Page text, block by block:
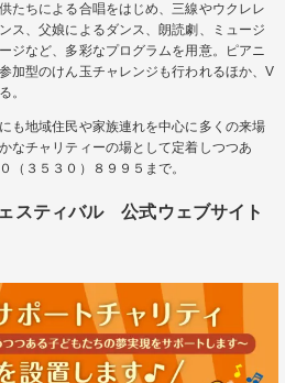
たちによる合唱をはじめ、三線やウクレレ
ス、父娘によるダンス、朗読劇、ミュージ
ジなど、多彩なプログラムを用意。ピアニ
加型のけん玉チャレンジも行われるほか、V
。
も地域住民や家族連れを中心に多くの来場
なチャリティーの場として定着しつつあ
（３５３０）８９９５まで。
スティバル 公式ウェブサイト